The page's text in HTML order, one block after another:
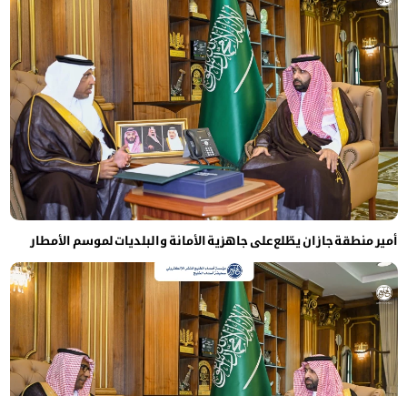
أمير منطقة جازان يطّلع على جاهزية الأمانة والبلديات لموسم الأمطار